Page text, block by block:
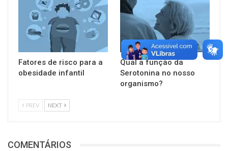
Fatores de risco para a
obesidade infantil
Qual a função da
Serotonina no nosso
organismo?
PREV NEXT
COMENTÁRIOS